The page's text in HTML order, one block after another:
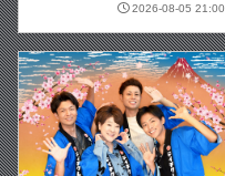
2026-08-05 21:00